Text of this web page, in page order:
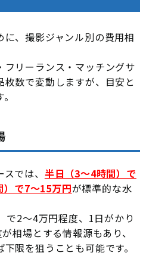
、撮影ジャンル別の費用相
リーランス・マッチングサ
数で変動しますが、目安と
では、 半日（3〜4時間）で
で7〜15万円が標準的な水
で2〜4万円程度、1日がかり
相場とする情報源もあり、
限を狙うことも可能です。